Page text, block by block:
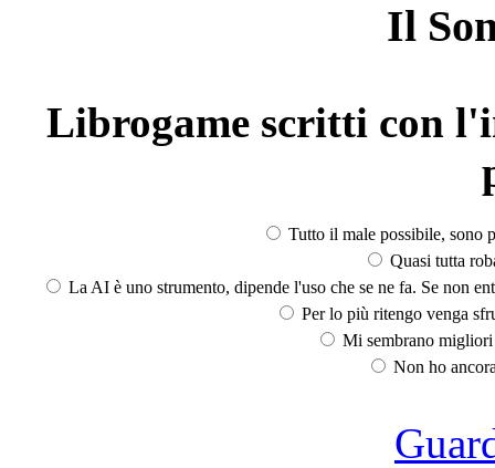
Il
Librogame scritti con
Tutto il male possibile, sono
Quasi tutta
La AI è uno strumento, dipende l'uso che se ne fa. Se non
Per lo più ritengo venga
Mi sembrano
Non ho